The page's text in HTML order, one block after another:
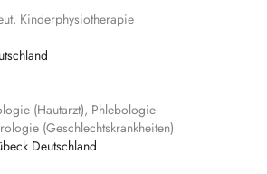
Kinderphysiotherapie
(Hautarzt), Phlebologie
(Geschlechtskrankheiten)
Deutschland